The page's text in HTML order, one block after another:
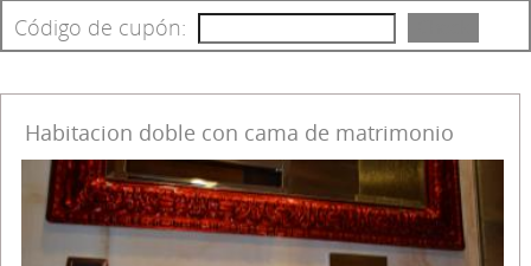
Código de cupón:
Habitacion doble con cama de matrimonio